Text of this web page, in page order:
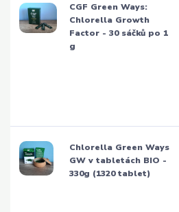
CGF Green Ways:
Chlorella Growth
Factor - 30 sáčků po 1
g
Chlorella Green Ways
GW v tabletách BIO -
330g (1320 tablet)